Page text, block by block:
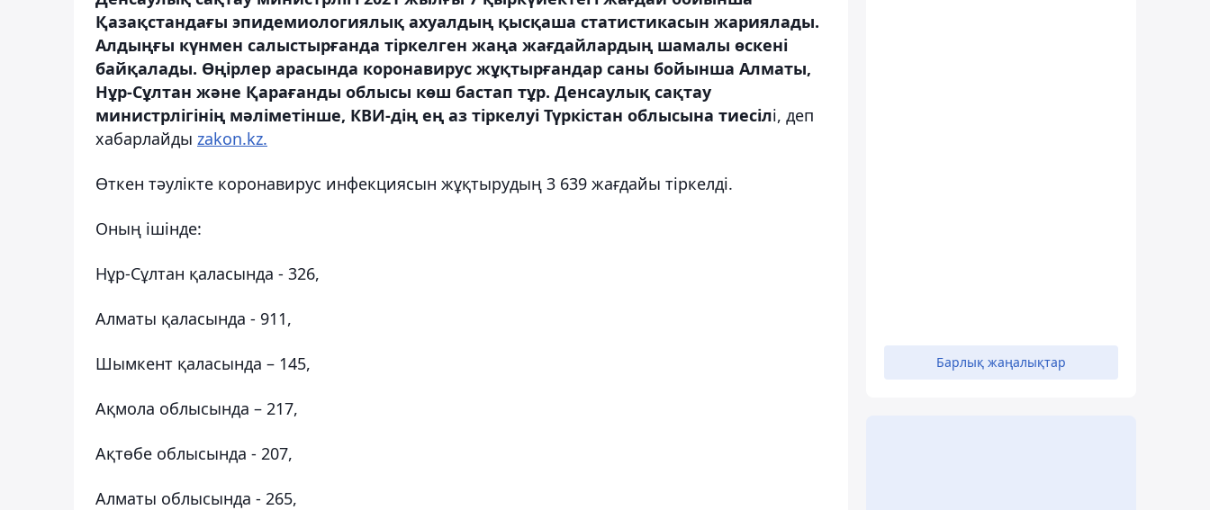
Қазақстандағы эпидемиологиялық ахуалдың қысқаша статистикасын жариялады.
Алдыңғы күнмен салыстырғанда тіркелген жаңа жағдайлардың шамалы өскені
байқалады. Өңірлер арасында коронавирус жұқтырғандар саны бойынша Алматы,
Нұр-Сұлтан және Қарағанды ​​облысы көш бастап тұр. Денсаулық сақтау
министрлігінің мәліметінше, КВИ-дің ең аз тіркелуі Түркістан облысына тиесілі, деп
хабарлайды zakon.kz.
Өткен тәулікте коронавирус инфекциясын жұқтырудың 3 639 жағдайы тіркелді.
Оның ішінде:
Нұр-Сұлтан қаласында - 326,
Алматы қаласында - 911,
Шымкент қаласында – 145,
Ақмола облысында – 217,
Ақтөбе облысында - 207,
Алматы облысында - 265,
Барлық жаңалықтар